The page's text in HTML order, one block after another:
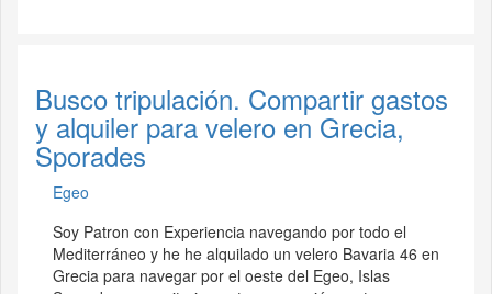
Busco tripulación. Compartir gastos
y alquiler para velero en Grecia,
Sporades
Egeo
Soy Patron con Experiencia navegando por todo el
Mediterráneo y he he alquilado un velero Bavaria 46 en
Grecia para navegar por el oeste del Egeo, Islas